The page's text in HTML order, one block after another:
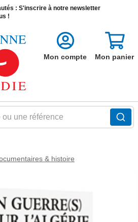
: S'inscrire à notre newsletter
!
ou une référence
Mon compte Mon panier
& histoire